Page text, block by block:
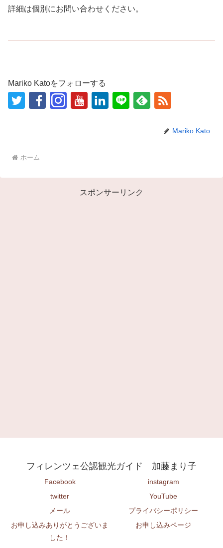
詳細は個別にお問い合わせください。
Mariko Katoをフォローする
Mariko Kato
ホーム
スポンサーリンク
フィレンツェ公認観光ガイド 加藤まり子
Facebook
instagram
twitter
YouTube
メール
プライバシーポリシー
お申し込みありがとうございま
した！
お申し込みページ